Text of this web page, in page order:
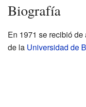
Biografía
En 1971 se recibió
de la Universidad de